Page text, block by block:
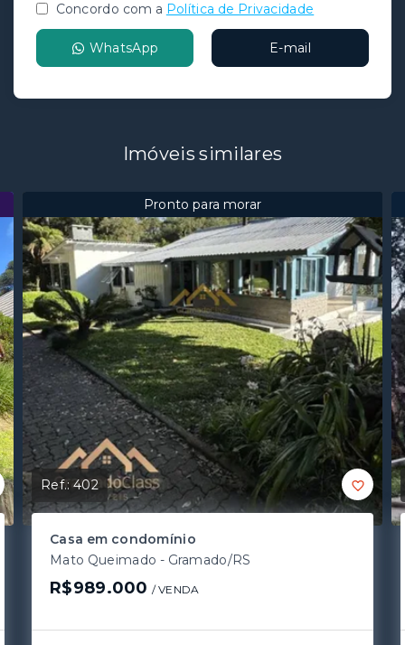
Concordo com a Política de Privacidade
WhatsApp E-mail
Imóveis similares
Pronto para morar
Ref.:402
Casa em condomínio
Mato Queimado - Gramado/RS
R$989.000 / VENDA